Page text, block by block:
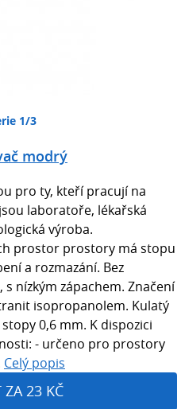
1/3
modrý
pro ty, kteří pracují na
laboratoře, lékařská
výroba.
prostor prostory má stopu
a rozmazání. Bez
nízkým zápachem. Značení
isopropanolem. Kulatý
0,6 mm. K dispozici
- určeno pro prostory
Celý popis
ZA 23 KČ